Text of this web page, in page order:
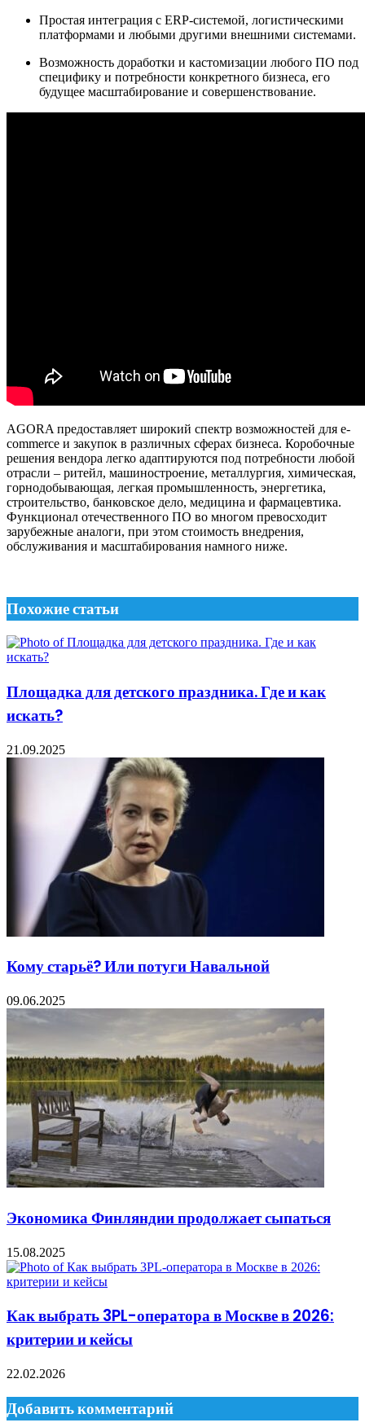
Простая интеграция с ERP-системой, логистическими
платформами и любыми другими внешними системами.
Возможность доработки и кастомизации любого ПО под
специфику и потребности конкретного бизнеса, его
будущее масштабирование и совершенствование.
AGORA предоставляет широкий спектр возможностей для e-
commerce и закупок в различных сферах бизнеса. Коробочные
решения вендора легко адаптируются под потребности любой
отрасли – ритейл, машиностроение, металлургия, химическая,
горнодобывающая, легкая промышленность, энергетика,
строительство, банковское дело, медицина и фармацевтика.
Функционал отечественного ПО во многом превосходит
зарубежные аналоги, при этом стоимость внедрения,
обслуживания и масштабирования намного ниже.
Похожие статьи
Площадка для детского праздника. Где и как
искать?
21.09.2025
Кому старьё? Или потуги Навальной
09.06.2025
Экономика Финляндии продолжает сыпаться
15.08.2025
Как выбрать 3PL-оператора в Москве в 2026:
критерии и кейсы
22.02.2026
Добавить комментарий